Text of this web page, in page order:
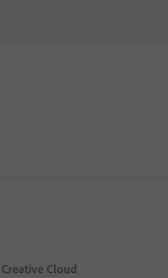
Creative Cloud